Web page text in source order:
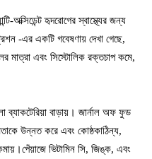
অক্সিডেন্ট হৃদরোগের স্বাস্থ্যের জন্য
-এর একটি গবেষণায় দেখা গেছে,
মাত্রা এবং সিস্টোলিক রক্তচাপ কমে,
ব্যাকটেরিয়া বাড়ায়। জার্নাল অফ ফুড
উন্নত করে এবং কোষ্ঠকাঠিন্য,
ভিটামিন সি, জিঙ্ক, এবং